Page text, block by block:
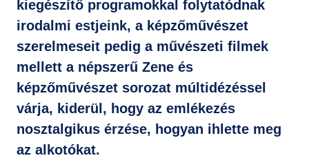
kiegészítő programokkal folytatódnak
irodalmi estjeink, a képzőművészet
szerelmeseit pedig a művészeti filmek
mellett a népszerű Zene és
képzőművészet sorozat múltidézéssel
várja, kiderül, hogy az emlékezés
nosztalgikus érzése, hogyan ihlette meg
az alkotókat.